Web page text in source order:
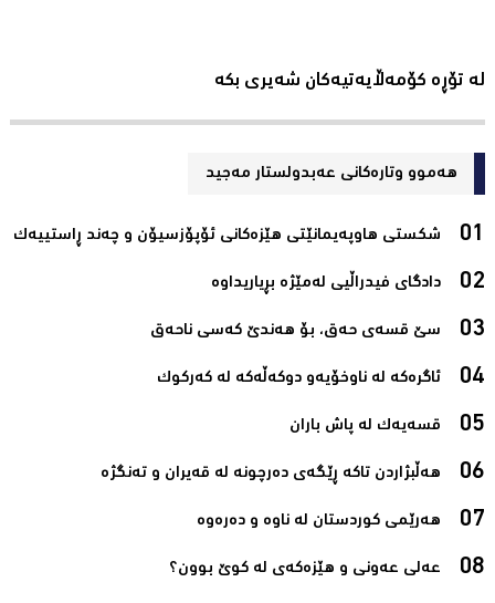
لە تۆڕە کۆمەڵایەتیەکان شەیری بکە
هەموو وتارەکانی عه‌بدولستار مه‌جید
شكستی هاوپەیمانێتی هێزەكانی ئۆپۆزسیۆن و چەند ڕاستییەك‌
دادگای فیدراڵیی لەمێژە بڕیاریداوە‌
سێ قسەی حەق، بۆ هەندێ کەسی ناحەق‌
ئاگرەکە لە ناوخۆیەو دوکەڵەکە لە کەرکوک ‌
قسەیەک لە پاش باران ‌
هەرێمی کوردستان لە ناوە و دەرەوە‌
عەلی عەونی و هێزەکەی لە کوێ بوون؟‌